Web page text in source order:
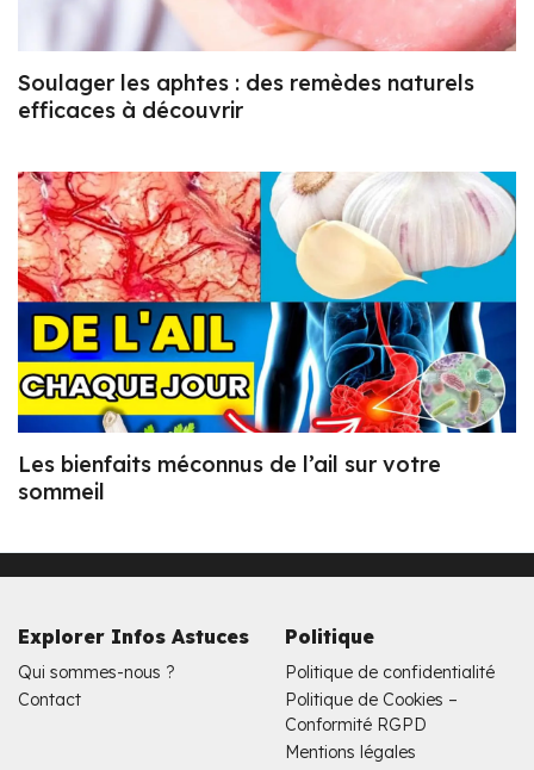
Soulager les aphtes : des remèdes naturels
efficaces à découvrir
Les bienfaits méconnus de l’ail sur votre
sommeil
Explorer Infos Astuces
Qui sommes-nous ?
Contact
Politique
Politique de confidentialité
Politique de Cookies –
Conformité RGPD
Mentions légales